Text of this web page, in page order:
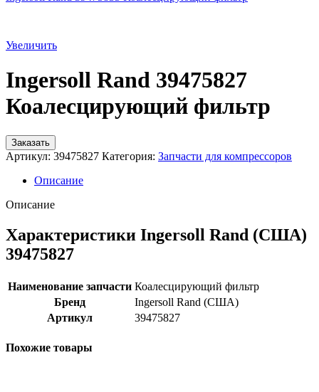
Увеличить
Ingersoll Rand 39475827
Коалесцирующий фильтр
Заказать
Артикул: 39475827 Категория: Запчасти для компрессоров
Описание
Описание
Характеристики Ingersoll Rand (США)
39475827
Наименование запчасти Коалесцирующий фильтр
Бренд
Ingersoll Rand (США)
Артикул
39475827
Похожие товары